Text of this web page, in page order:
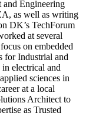
Engineering
as well as writing
DK’s TechForum
at several
on embedded
for Industrial and
electrical and
sciences in
at a local
Architect to
as Trusted